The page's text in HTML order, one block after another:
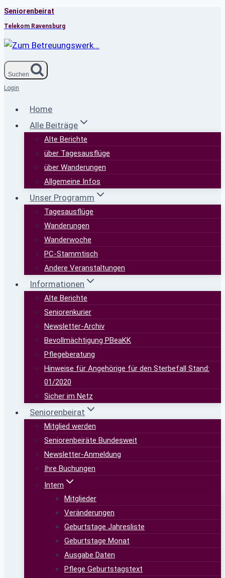
Zum
Inhalt
springen
Seniorenbeirat
Telekom Ravensburg
Suchen
Login
Home
Alle Beiträge
Alte Berichte
über Tagesausflüge
über Wanderungen
Allgemeine Infos
Unser Programm
Tagesausflüge
Wanderungen
Wanderwoche
PC-Stammtisch
Andere Veranstaltungen
Informationen
Alte Berichte
Seniorenkurier
Newsletter-Archiv
Bevollmächtigung PBeaKK
Pflegeberatung
Hinweise für Angehörige für den Sterbefall Stand:
01/2020
Sicher im Netz
Seniorenbeirat
Mitglied werden
Seniorenbeiräte Bundesweit
Newsletter-Anmeldung
Ihre Buchungen
Intern
Mitglieder
Veränderungen
Geburtstage Jahresliste
Geburtstage Monat
Ausgabe Daten
Pflege Geburtstagstext